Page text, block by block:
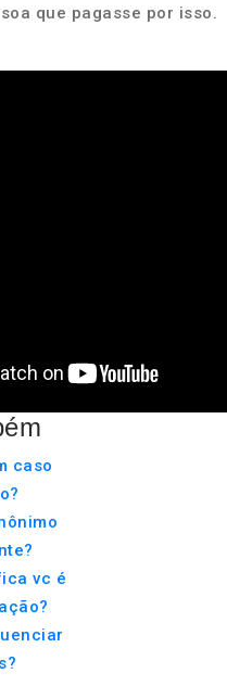
que pagasse por isso.
caso
vc é